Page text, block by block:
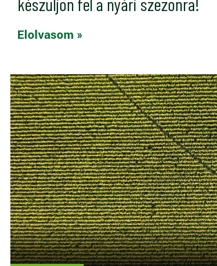
Elolvasom »